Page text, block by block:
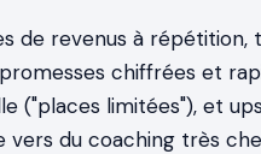
de revenus à répétition,
chiffrées et
("places limitées"), et
vers du coaching très